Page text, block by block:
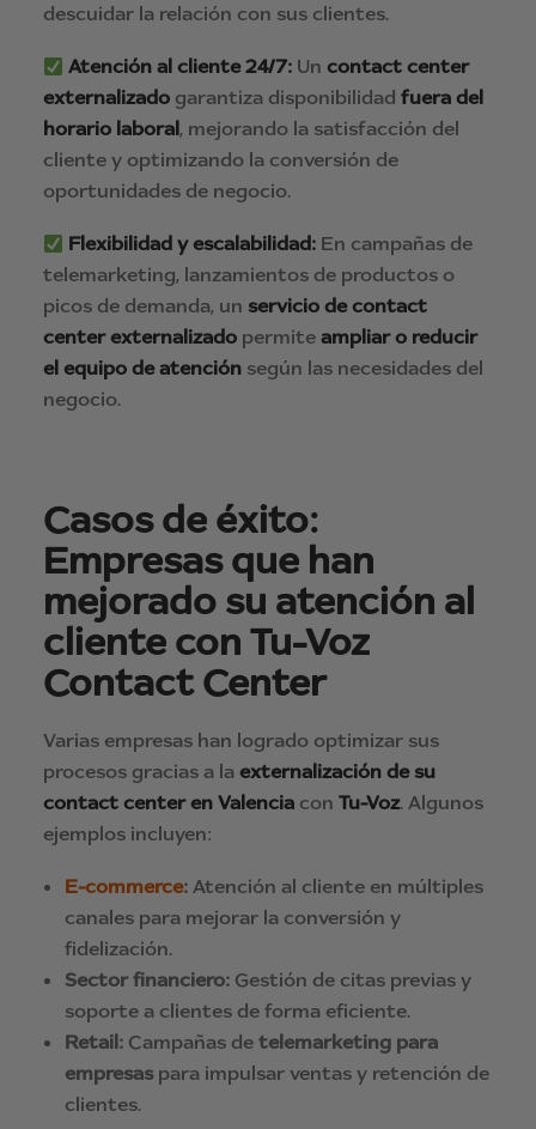
descuidar la relación con sus clientes.
Atención al cliente 24/7: Uncontact center
externalizado garantiza disponibilidad fuera del
horario laboral, mejorando la satisfacción del
cliente y optimizando la conversión de
oportunidades de negocio.
Flexibilidad y escalabilidad: En campañas de
telemarketing, lanzamientos de productos o
picos de demanda, un servicio de contact
center externalizado permite ampliar o reducir
el equipo de atención según las necesidades del
negocio.
Casos de éxito:
Empresas que han
mejorado su atención al
cliente con Tu-Voz
Contact Center
Varias empresas han logrado optimizar sus
procesos gracias a la externalización de su
contact center en Valencia con Tu-Voz. Algunos
ejemplos incluyen:
E-commerce: Atención al cliente en múltiples
canales para mejorar la conversión y
fidelización.
Sector financiero: Gestión de citas previas y
soporte a clientes de forma eficiente.
Retail: Campañas de telemarketing para
empresaspara impulsar ventas y retención de
clientes.